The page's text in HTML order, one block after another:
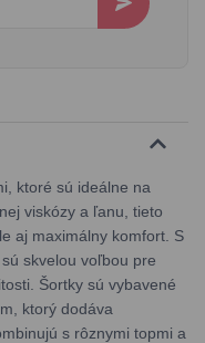
ktoré sú ideálne na
viskózy a ľanu, tieto
aj maximálny komfort. S
skvelou voľbou pre
Šortky sú vybavené
ktorý dodáva
s rôznymi topmi a